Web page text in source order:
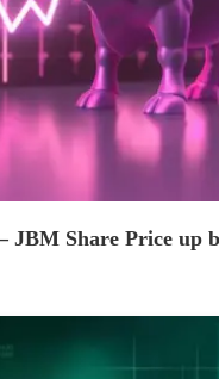
JBM Share Price up